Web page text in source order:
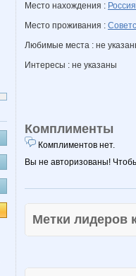
Место нахождения : Россия
Место проживания :
Любимые места : не
Интересы : не указаны
Комплименты
Комплиментов нет.
Вы не авторизованы!
Метки